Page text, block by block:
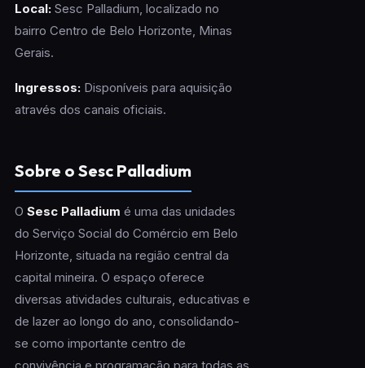
Local:Sesc Palladium, localizado no
bairro Centro de Belo Horizonte, Minas
Gerais.
Ingressos:Disponíveis para aquisição
através dos canais oficiais.
Sobre o Sesc Palladium
O Sesc Palladium é uma das unidades
do Serviço Social do Comércio em Belo
Horizonte, situada na região central da
capital mineira. O espaço oferece
diversas atividades culturais, educativas e
de lazer ao longo do ano, consolidando-
se como importante centro de